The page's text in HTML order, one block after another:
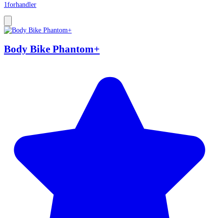
1forhandler
Body Bike Phantom+